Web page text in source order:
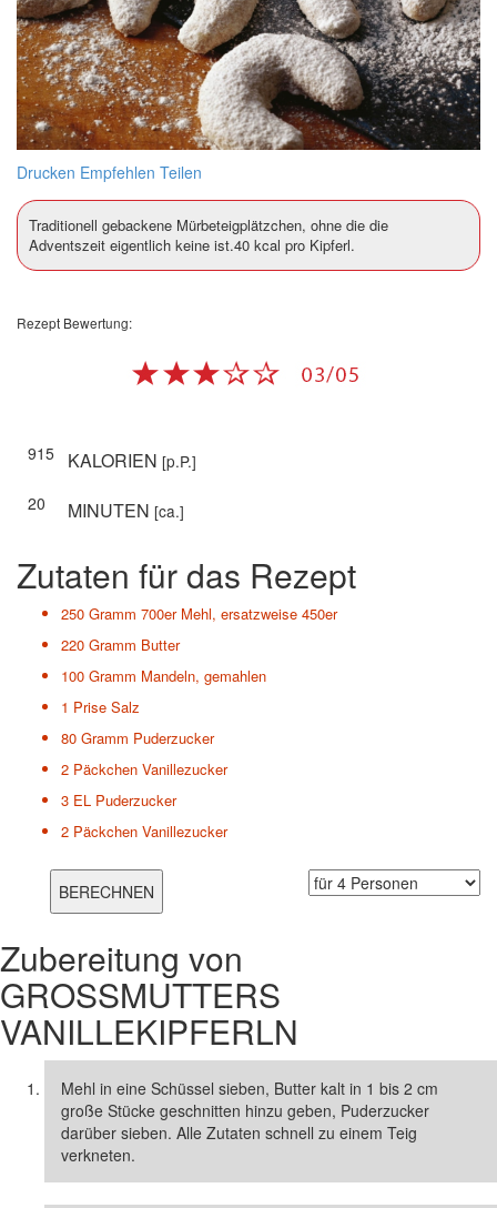
Drucken Empfehlen Teilen
Traditionell gebackene Mürbeteigplätzchen, ohne die die
Adventszeit eigentlich keine ist.40 kcal pro Kipferl.
Rezept Bewertung:
915 KALORIEN [p.P.]
20
MINUTEN [ca.]
Zutaten für das Rezept
250 Gramm 700er Mehl, ersatzweise 450er
220 Gramm Butter
100 Gramm Mandeln, gemahlen
1 Prise Salz
80 Gramm Puderzucker
2 Päckchen Vanillezucker
3 EL Puderzucker
2 Päckchen Vanillezucker
Zubereitung von
GROSSMUTTERS V
ANILLEKIPFERLN
Mehl in eine Schüssel sieben, Butter kalt in 1 bis 2 cm
große Stücke geschnitten hinzu geben, Puderzucker
darüber sieben. Alle Zutaten schnell zu einem Teig
verkneten.